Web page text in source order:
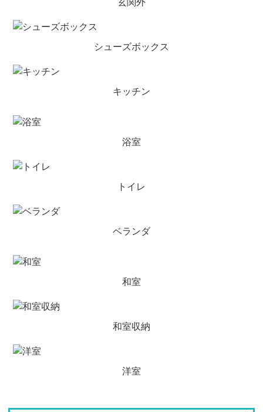
玄関外
シューズボックス
キッチン
浴室
トイレ
ベランダ
和室
和室収納
洋室